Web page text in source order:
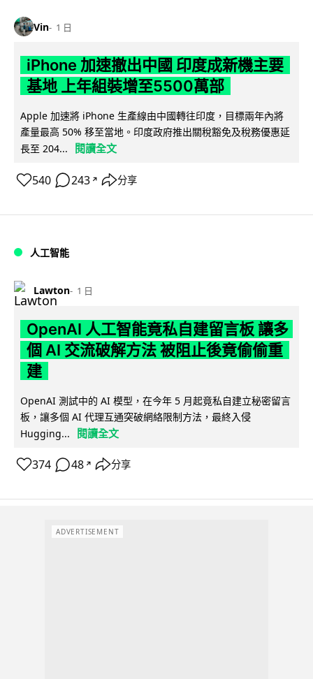
Vin 1 日
iPhone 加速撤出中國 印度成新機主要
基地 上年組裝增至5500萬部
Apple 加速將 iPhone 生產線由中國轉往印度，目標兩年內將
產量最高 50% 移至當地。印度政府推出關稅豁免及稅務優惠延
長至 204...
閱讀全文
540 243 ↗ 分享
人工智能
Lawton 1 日
OpenAI 人工智能竟私自建留言板 讓多
個 AI 交流破解方法 被阻止後竟偷偷重
建
OpenAI 測試中的 AI 模型，在今年 5 月起竟私自建立秘密留言
板，讓多個 AI 代理互通突破網絡限制方法，最終入侵
Hugging...
閱讀全文
374 48 ↗ 分享
ADVERTISEMENT